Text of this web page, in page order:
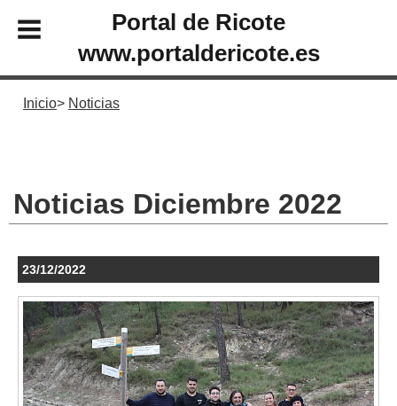
Portal de Ricote
www.portaldericote.es
Inicio Noticias
Noticias Diciembre 2022
23/12/2022